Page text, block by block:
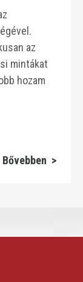
az
mintákat
hozam
Bővebben >